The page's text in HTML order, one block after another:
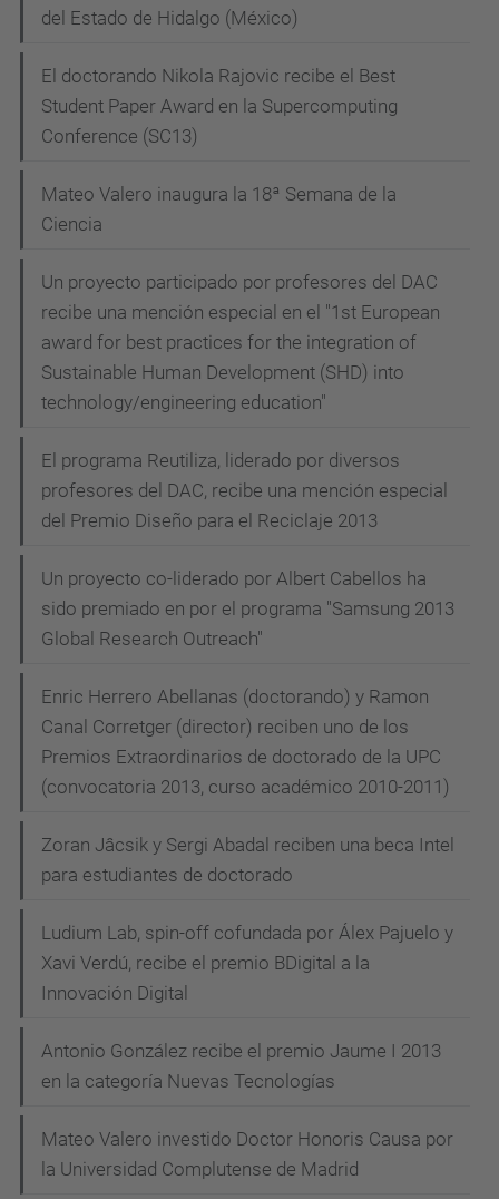
del Estado de Hidalgo (México)
El doctorando Nikola Rajovic recibe el Best
Student Paper Award en la Supercomputing
Conference (SC13)
Mateo Valero inaugura la 18ª Semana de la
Ciencia
Un proyecto participado por profesores del DAC
recibe una mención especial en el "1st European
award for best practices for the integration of
Sustainable Human Development (SHD) into
technology/engineering education"
El programa Reutiliza, liderado por diversos
profesores del DAC, recibe una mención especial
del Premio Diseño para el Reciclaje 2013
Un proyecto co-liderado por Albert Cabellos ha
sido premiado en por el programa "Samsung 2013
Global Research Outreach"
Enric Herrero Abellanas (doctorando) y Ramon
Canal Corretger (director) reciben uno de los
Premios Extraordinarios de doctorado de la UPC
(convocatoria 2013, curso académico 2010-2011)
Zoran Jâcsik y Sergi Abadal reciben una beca Intel
para estudiantes de doctorado
Ludium Lab, spin-off cofundada por Álex Pajuelo y
Xavi Verdú, recibe el premio BDigital a la
Innovación Digital
Antonio González recibe el premio Jaume I 2013
en la categoría Nuevas Tecnologías
Mateo Valero investido Doctor Honoris Causa por
la Universidad Complutense de Madrid